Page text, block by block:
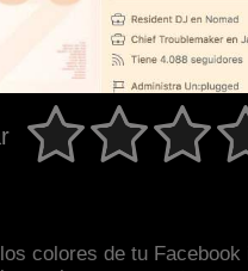
colores de tu